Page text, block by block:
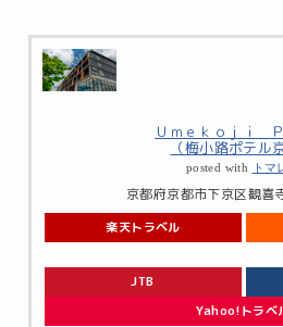
Ｕｍｅｋｏｊｉ
（梅小路ポテル
posted with トマ
京都府京都市下京区観喜
楽天トラベル
JTB
Yahoo!トラベ